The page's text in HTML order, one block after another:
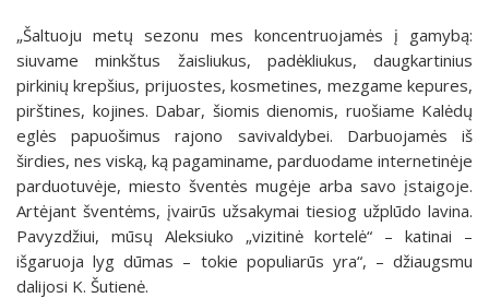
„Šaltuoju metų sezonu mes koncentruojamės į gamybą:
siuvame minkštus žaisliukus, padėkliukus, daugkartinius
pirkinių krepšius, prijuostes, kosmetines, mezgame kepures,
pirštines, kojines. Dabar, šiomis dienomis, ruošiame Kalėdų
eglės papuošimus rajono savivaldybei. Darbuojamės iš
širdies, nes viską, ką pagaminame, parduodame internetinėje
parduotuvėje, miesto šventės mugėje arba savo įstaigoje.
Artėjant šventėms, įvairūs užsakymai tiesiog užplūdo lavina.
Pavyzdžiui, mūsų Aleksiuko „vizitinė kortelė“ – katinai –
išgaruoja lyg dūmas – tokie populiarūs yra“, – džiaugsmu
dalijosi K. Šutienė.